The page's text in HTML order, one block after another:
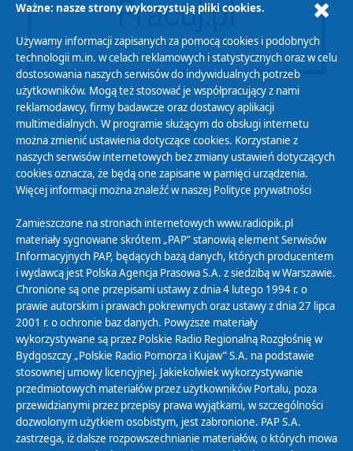
Polityka Prywatności
Zasady korzystania z Serwisu
Organizacje Pożytku Publicznego
Cyfryzacja DAB+
Polityka ochrony danych osobowych
Abonament
Zamówienia publiczne
Biuletyn Informacji Publicznej
Ważne: nasze strony wykorzystują pliki cookies.
Używamy informacji zapisanych za pomocą cookies i podobnych
technologii m.in. w celach reklamowych i statystycznych oraz w celu
dostosowania naszych serwisów do indywidualnych potrzeb
użytkowników. Mogą też stosować je współpracujący z nami
reklamodawcy, firmy badawcze oraz dostawcy aplikacji
multimedialnych. W programie służącym do obsługi internetu
można zmienić ustawienia dotyczące cookies. Korzystanie z
naszych serwisów internetowych bez zmiany ustawień dotyczących
cookies oznacza, że będą one zapisane w pamięci urządzenia.
Więcej informacji można znaleźć w naszej Polityce prywatności
Zamieszczone na stronach internetowych www.radiopik.pl
materiały sygnowane skrótem „PAP” stanowią element Serwisów
Informacyjnych PAP, będących bazą danych, których producentem
i wydawcą jest Polska Agencja Prasowa S.A. z siedzibą w Warszawie.
Chronione są one przepisami ustawy z dnia 4 lutego 1994 r. o
prawie autorskim i prawach pokrewnych oraz ustawy z dnia 27 lipca
2001 r. o ochronie baz danych. Powyższe materiały
wykorzystywane są przez Polskie Radio Regionalną Rozgłośnię w
Bydgoszczy „Polskie Radio Pomorza i Kujaw” S.A. na podstawie
stosownej umowy licencyjnej. Jakiekolwiek wykorzystywanie
przedmiotowych materiałów przez użytkowników Portalu, poza
przewidzianymi przez przepisy prawa wyjątkami, w szczególności
dozwolonym użytkiem osobistym, jest zabronione. PAP S.A.
zastrzega, iż dalsze rozpowszechnianie materiałów, o których mowa